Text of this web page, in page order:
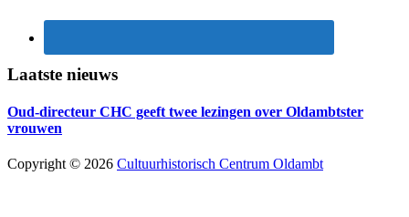
Laatste nieuws
Oud-directeur CHC geeft twee lezingen over Oldambtster
vrouwen
Copyright © 2026 Cultuurhistorisch Centrum Oldambt